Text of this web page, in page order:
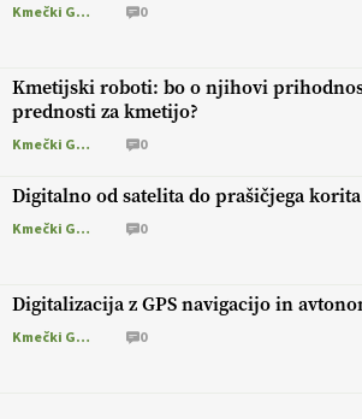
Kmečki Glas 0
Kmetijski roboti: bo o njihovi
prednosti za kmetijo?
Kmečki Glas 0
Digitalno od satelita do prašičjega korita
Kmečki Glas 0
Digitalizacija z GPS navigacijo in
Kmečki Glas 0